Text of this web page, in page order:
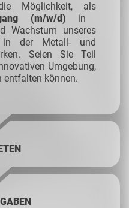
Möglichkeit, als
(m/w/d) in
Wachstum unseres
in der Metall- und
Seien Sie Teil
Umgebung,
entfalten können.